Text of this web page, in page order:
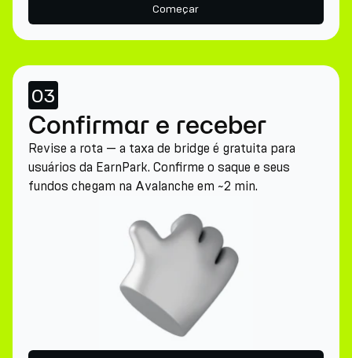
Começar
03
Confirmar e receber
Revise a rota — a taxa de bridge é gratuita para
usuários da EarnPark. Confirme o saque e seus
fundos chegam na Avalanche em ~2 min.